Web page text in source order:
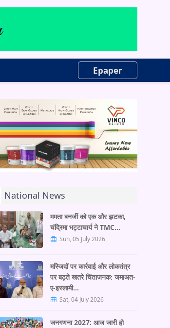
Epaper
National News
ममता बनर्जी को एक और झटका,
चंद्रिमा भट्टाचार्य ने TMC…
Sun, 05 July 2026
मस्जिदों पर कार्रवाई और लोकतंत्र
पर बढ़ते खतरे चिंताजनक: जमाअत-
ए-इस्लामी…
Sat, 04 July 2026
जनगणना 2027: आज जारी हो